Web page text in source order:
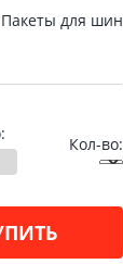
Пакеты для шин
Кол-во: